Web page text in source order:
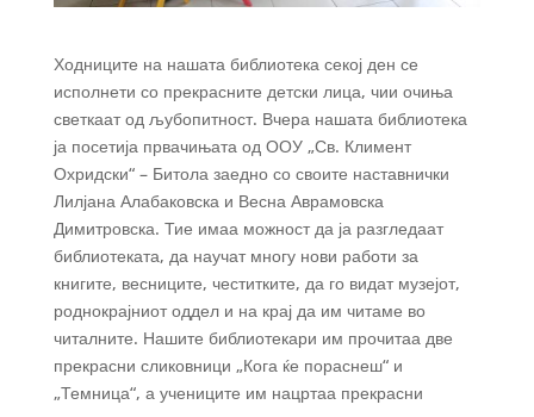
Ходниците на нашата библиотека секој ден се
исполнети со прекрасните детски лица, чии очиња
светкаат од љубопитност. Вчера нашата библиотека
ја посетија првачињата од ООУ „Св. Климент
Охридски“ – Битола заедно со своите наставнички
Лилјана Алабаковска и Весна Аврамовска
Димитровска. Тие имаа можност да ја разгледаат
библиотеката, да научат многу нови работи за
книгите, весниците, честитките, да го видат музејот,
роднокрајниот оддел и на крај да им читаме во
читалните. Нашите библиотекари им прочитаа две
прекрасни сликовници „Кога ќе пораснеш“ и
„Темница“, а учениците им нацртаа прекрасни